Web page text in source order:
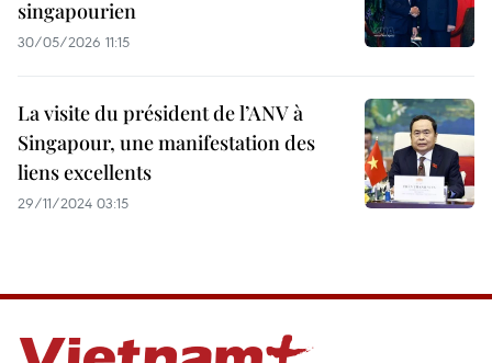
singapourien
30/05/2026 11:15
La visite du président de l’ANV à
Singapour, une manifestation des
liens excellents
29/11/2024 03:15